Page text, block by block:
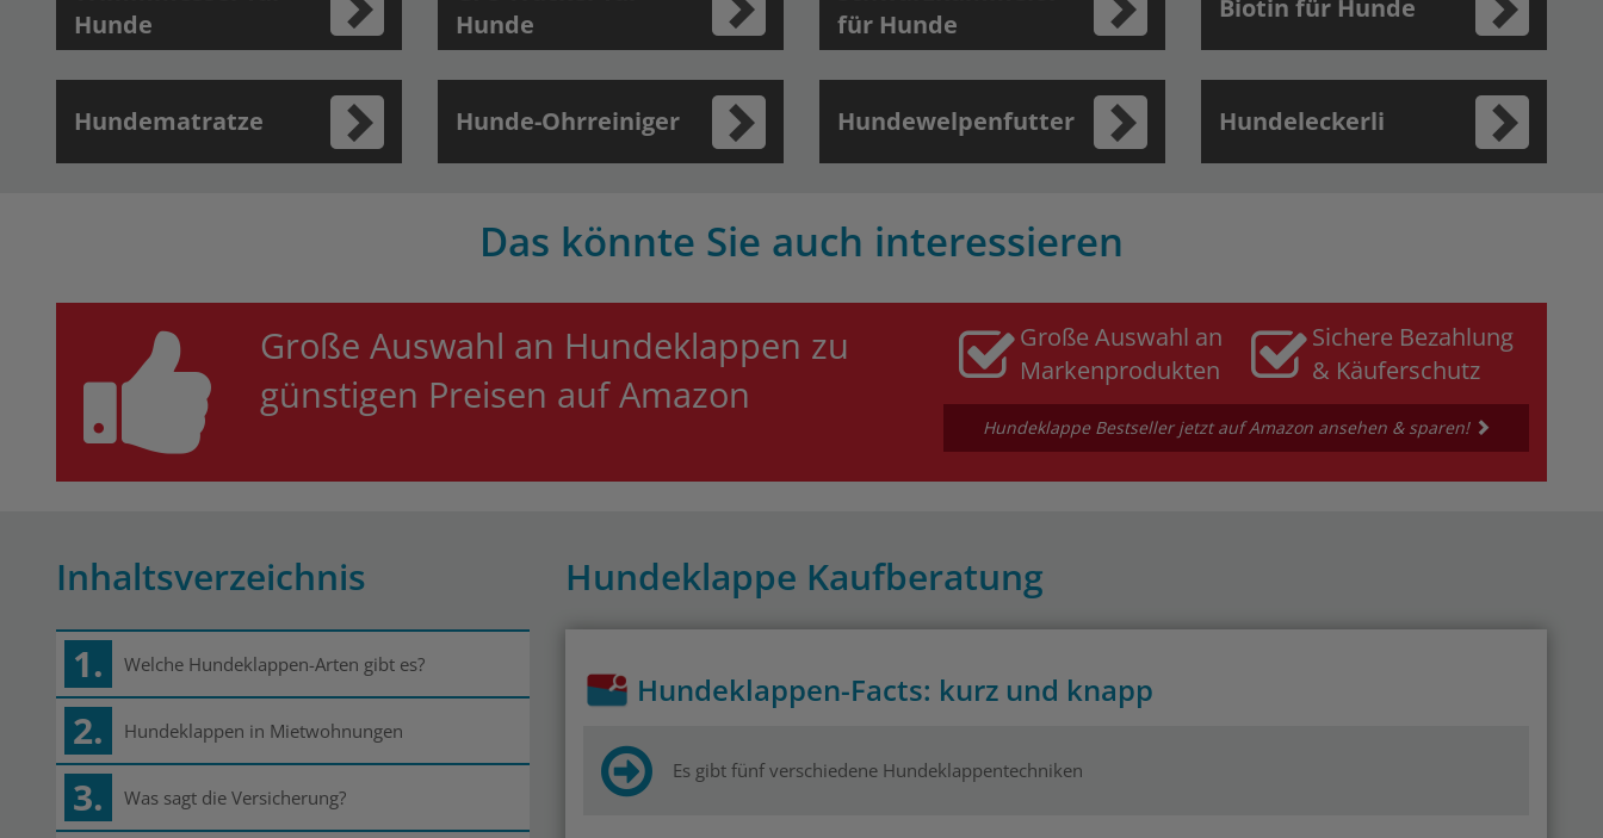
Hunde
Hunde
für Hunde
Biotin für Hunde
Hundematratze Hunde-Ohrreiniger Hundewelpenfutter Hundeleckerli
Das könnte Sie auch interessieren
Große Auswahl an Hundeklappen zu
günstigen Preisen auf Amazon
Große Auswahl an
Markenprodukten
Sichere Bezahlung
& Käuferschutz
Hundeklappe Bestseller jetzt auf Amazon ansehen & sparen!
Inhaltsverzeichnis
1.
Welche Hundeklappen-Arten gibt es?
2. Hundeklappen in Mietwohnungen
3. Was sagt die Versicherung?
Hundeklappe Kaufberatung
Hundeklappen-Facts: kurz und knapp
Es gibt fünf verschiedene Hundeklappentechniken